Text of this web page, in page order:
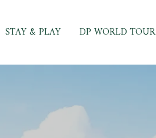
STAY & PLAY DP WORLD TOUR